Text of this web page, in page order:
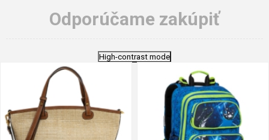
Odporúčame zakúpiť
High-contrast mode